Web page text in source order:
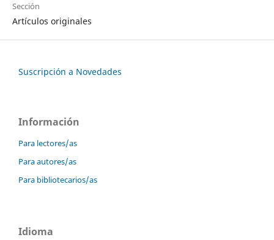
Sección
Artículos originales
Suscripción a Novedades
Información
Para lectores/as
Para autores/as
Para bibliotecarios/as
Idioma